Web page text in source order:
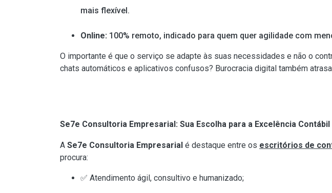
mais flexível.
Online: 100% remoto, indicado para quem quer agilidade com
O importante é que o serviço se adapte às suas necessidades e não o
chats automáticos e aplicativos confusos? Burocracia digital também
Se7e Consultoria Empresarial: Sua Escolha para a Excelência Contábil
A Se7e Consultoria Empresarial é destaque entre os escritórios de
procura:
✅ Atendimento ágil, consultivo e humanizado;